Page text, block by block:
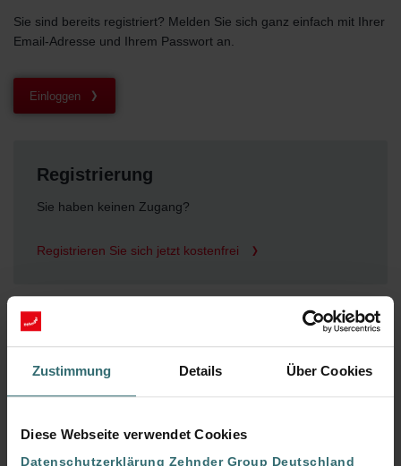
Zustimmung Details Über Cookies
Diese Webseite verwendet Cookies
Datenschutzerklärung Zehnder Group Deutschland
Sie sind bereits registriert? Melden Sie sich ganz einfach mit Ihrer
Email-Adresse und Ihrem Passwort an.
Einloggen
Registrierung
Sie haben keinen Zugang?
Registrieren Sie sich jetzt kostenfrei
Kontakt
Sie haben Fragen zu Ihrem Zugang oder zu
mein.Zehnder allgemein?
Jetzt Kontakt aufnehmen